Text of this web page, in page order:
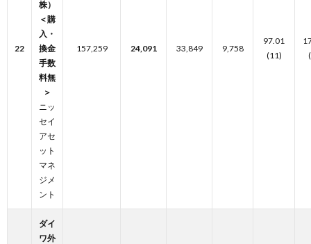
22
株）
＜購
入・
換金
手数
料無
＞
ニッ
セイ
アセ
ット
マネ
ジメ
ント
157,259 24,091 33,849 9,758
97.01
(11)
ダイ
ワ外